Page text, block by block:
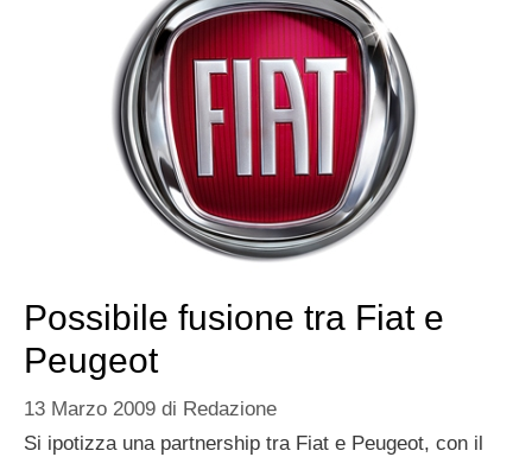
Possibile fusione tra Fiat e
Peugeot
13 Marzo 2009 di Redazione
Si ipotizza una partnership tra Fiat e Peugeot, con il